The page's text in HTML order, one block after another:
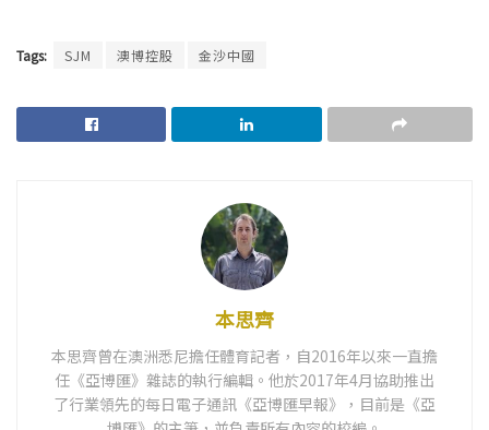
Tags: SJM 澳博控股 金沙中國
本思齊
本思齊曾在澳洲悉尼擔任體育記者，自2016年以來一直擔
任《亞博匯》雜誌的執行編輯。他於2017年4月協助推出
了行業領先的每日電子通訊《亞博匯早報》，目前是《亞